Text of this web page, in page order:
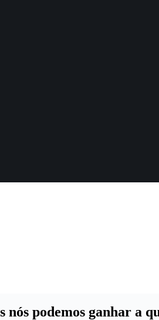
nós podemos ganhar a